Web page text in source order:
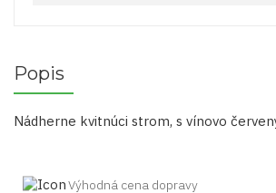
Popis
Nádherne kvitnúci strom, s vínovo
Výhodná cena dopravy